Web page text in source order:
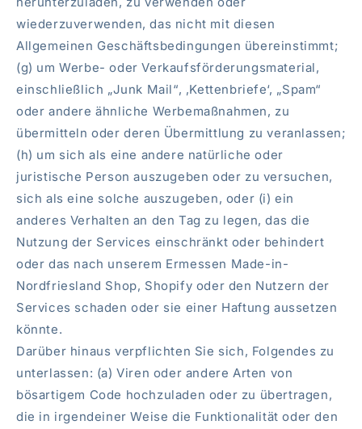
wiederzuverwenden, das nicht mit diesen
Allgemeinen Geschäftsbedingungen übereinstimmt;
(g) um Werbe- oder Verkaufsförderungsmaterial,
einschließlich „Junk Mail“, ‚Kettenbriefe‘, „Spam“
oder andere ähnliche Werbemaßnahmen, zu
übermitteln oder deren Übermittlung zu veranlassen;
(h) um sich als eine andere natürliche oder
juristische Person auszugeben oder zu versuchen,
sich als eine solche auszugeben, oder (i) ein
anderes Verhalten an den Tag zu legen, das die
Nutzung der Services einschränkt oder behindert
oder das nach unserem Ermessen Made-in-
Nordfriesland Shop, Shopify oder den Nutzern der
Services schaden oder sie einer Haftung aussetzen
könnte.
Darüber hinaus verpflichten Sie sich, Folgendes zu
unterlassen: (a) Viren oder andere Arten von
bösartigem Code hochzuladen oder zu übertragen,
die in irgendeiner Weise die Funktionalität oder den